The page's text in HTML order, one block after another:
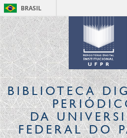
BRASIL
BIBLIOTECA
DA
FEDERAL DO